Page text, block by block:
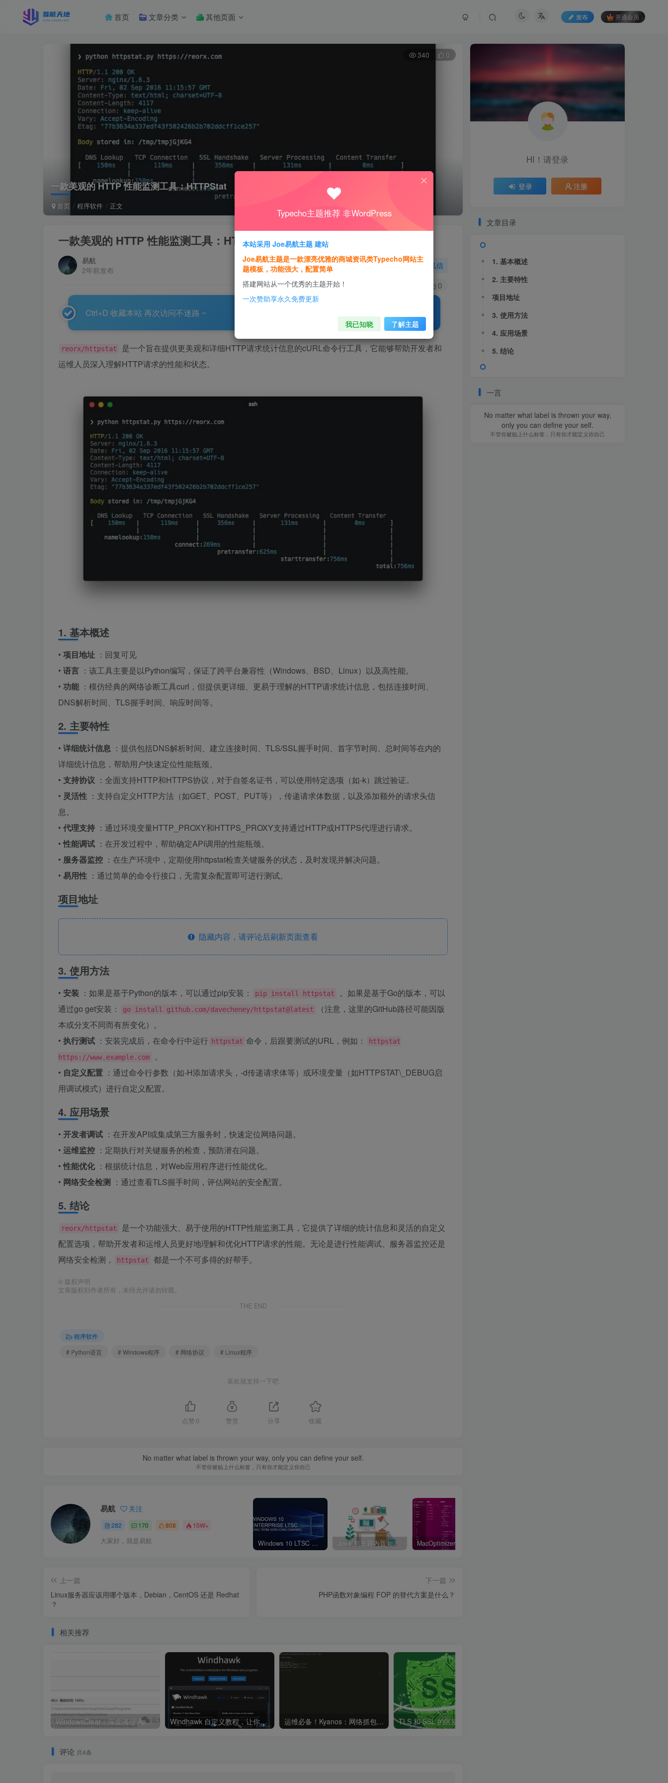
首页 文章分类 其他页面 发布 开通会员
一款美观的 HTTP 性能监测工具：HTTPStat
首页 程序软件 正文
340 0
一款美观的 HTTP 性能监测工具：HTTPStat
易航
2年前发布
关注 私信
0
Ctrl+D 收藏本站 再次访问不迷路 ~
reorx/httpstat
是一个旨在提供更美观和详细HTTP请求统计信息的cURL命令行工具，它能够帮助开发者和
运维人员深入理解HTTP请求的性能和状态。
1. 基本概述
• 项目地址 ：回复可见
• 语言 ：该工具主要是以Python编写，保证了跨平台兼容性（Windows、BSD、Linux）以及高性能。
• 功能 ：模仿经典的网络诊断工具curl，但提供更详细、更易于理解的HTTP请求统计信息，包括连接时间、
DNS解析时间、TLS握手时间、响应时间等。
2. 主要特性
• 详细统计信息 ：提供包括DNS解析时间、建立连接时间、TLS/SSL握手时间、首字节时间、总时间等在内的
详细统计信息，帮助用户快速定位性能瓶颈。
• 支持协议 ：全面支持HTTP和HTTPS协议，对于自签名证书，可以使用特定选项（如-k）跳过验证。
• 灵活性 ：支持自定义HTTP方法（如GET、POST、PUT等），传递请求体数据，以及添加额外的请求头信
息。
• 代理支持 ：通过环境变量HTTP_PROXY和HTTPS_PROXY支持通过HTTP或HTTPS代理进行请求。
•性能调试 ：在开发过程中，帮助确定API调用的性能瓶颈。
• 服务器监控 ：在生产环境中，定期使用httpstat检查关键服务的状态，及时发现并解决问题。
• 易用性 ：通过简单的命令行接口，无需复杂配置即可进行测试。
项目地址
隐藏内容，请评论后刷新页面查看
3. 使用方法
• 安装 ：如果是基于Python的版本，可以通过pip安装： pip install httpstat
。如果是基于Go的版本，可以
通过go get安装：
go install github.com/davecheney/httpstat@latest
（注意，这里的GitHub路径可能因版
本或分支不同而有所变化）。
• 执行测试 ：安装完成后，在命令行中运行 httpstat 命令，后跟要测试的URL，例如：
httpstat
https://www.example.com
。
• 自定义配置 ：通过命令行参数（如-H添加请求头，-d传递请求体等）或环境变量（如HTTPSTAT\_DEBUG启
用调试模式）进行自定义配置。
4. 应用场景
• 开发者调试 ：在开发API或集成第三方服务时，快速定位网络问题。
• 运维监控 ：定期执行对关键服务的检查，预防潜在问题。
•性能优化 ：根据统计信息，对Web应用程序进行性能优化。
• 网络安全检测 ：通过查看TLS握手时间，评估网站的安全配置。
5. 结论
reorx/httpstat
是一个功能强大、易于使用的HTTP性能监测工具，它提供了详细的统计信息和灵活的自定义
配置选项，帮助开发者和运维人员更好地理解和优化HTTP请求的性能。无论是进行性能调试、服务器监控还是
网络安全检测，
httpstat 都是一个不可多得的好帮手。
© 版权声明
文章版权归作者所有，未经允许请勿转载。
THE END
程序软件
# Python语言
# Windows程序 # 网络协议 # Linux程序
喜欢就支持一下吧
点赞 0 赞赏 分享 收藏
No matter what label is thrown your way, only you can define your self.
不管你被贴上什么标签，只有你才能定义你自己
易航 关注
282 170 808 15W+
大家好，我是易航 Windows 10 LTSC 版本：丝滑稳定无广告 Joe易航主题内置 icon 图标大全
上一篇
Linux服务器应该用哪个版本，Debian，CentOS 还是 Redhat
？
下一篇
PHP函数对象编程 FOP 的替代方案是什么？
相关推荐
WindowsClear：深度清理 AppData，为 C 盘一键瘦身 Windhawk 自定义教程，让你的 Windows11 焕然一新 运维必备！Kyanos：网络抓包牛B极了 TLS 和 SSL 的区别
评论 共4条
HI！请登录
登录 注册
文章目录
1. 基本概述
2. 主要特性
项目地址
3. 使用方法
4. 应用场景
5. 结论
一言
No matter what label is thrown your way,
only you can define your self.
不管你被贴上什么标签，只有你才能定义你自己
Typecho主题推荐 非WordPress
本站采用 Joe易航主题 建站
Joe易航主题是一款漂亮优雅的商城资讯类Typecho网站主
题模板，功能强大，配置简单
搭建网站从一个优秀的主题开始！
一次赞助享永久免费更新
我已知晓 了解主题